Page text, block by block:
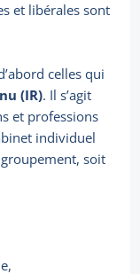
et libérales sont
celles qui
(IR). Il s’agit
et professions
individuel
soit